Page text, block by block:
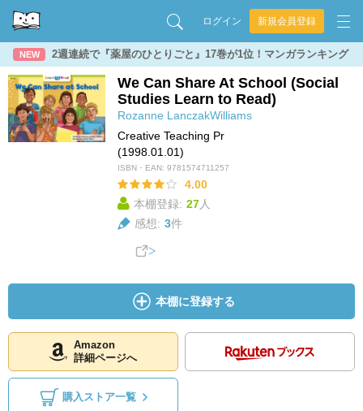
ログイン 新規会員登録
NEW 2週連続で『薬屋のひとりごと』17巻が1位！マンガランキング
We Can Share At School (Social
Studies Learn to Read)
Rozanne LanczakWilliams
Creative Teaching Pr
(1998.01.01)
ISBN・EAN: 9781574711257
4.00
本棚登録: 27人
感想: 3件
本棚に登録する
Amazon
詳細ページへ
購入ストア一覧